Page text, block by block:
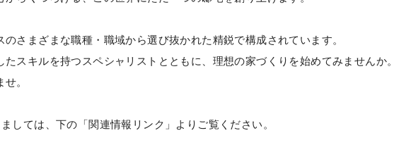
さまざまな職種・職域から選び抜かれた精鋭で構成されています。
スキルを持つスペシャリストとともに、理想の家づくりを始めてみませんか。
。
しては、下の「関連情報リンク」よりご覧ください。